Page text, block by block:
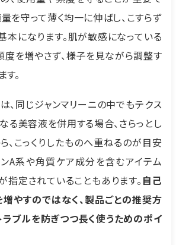
を守って薄く均一に伸ばし、こすらず
本になります。肌が敏感になっている
度を増やさず、様子を見ながら調整す
。
、同じジャンマリーニの中でもテクス
る美容液を併用する場合、さらっとし
、こっくりしたものへ重ねるのが目安
ンA系や角質ケア成分を含むアイテム
指定されていることもあります。 自己
やすのではなく、製品ごとの推奨方
ラブルを防ぎつつ長く使うためのポイ